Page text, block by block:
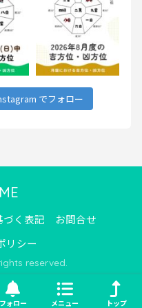
でフォロー
く表記
お問合せ
リシー
reserved.
フォロー メニュー トップ